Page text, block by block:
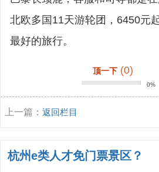
北欧多国11天游轮团，6450元
最好的旅行。
顶一下 (0)
0%
上一篇： 返回栏目
杭州e类人才免门票景区？